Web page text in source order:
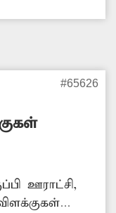
#65626
ஊராட்சி,